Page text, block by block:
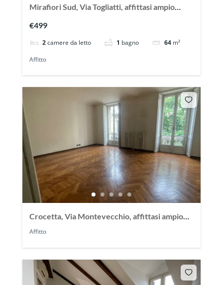
Mirafiori Sud, Via Togliatti, affittasi ampio
€499
2camere da letto 1 bagno 64 m²
Affitto
Crocetta, Via Montevecchio, affittasi ampio
appartamento 150 mq
Affitto